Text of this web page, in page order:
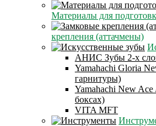
Материалы для
крепления (аттачмены)
АНИС Зубы 2-х
Yamahachi Gloria
гарнитуры)
Yamahachi New
боксах)
VITA MFT